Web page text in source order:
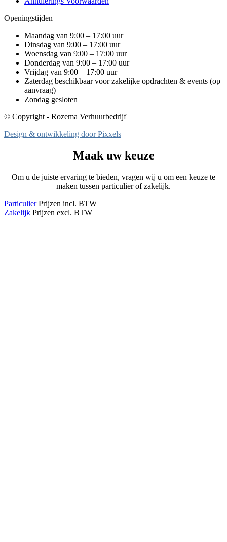
Openingstijden
Maandag van 9:00 – 17:00 uur
Dinsdag van 9:00 – 17:00 uur
Woensdag van 9:00 – 17:00 uur
Donderdag van 9:00 – 17:00 uur
Vrijdag van 9:00 – 17:00 uur
Zaterdag beschikbaar voor zakelijke opdrachten & events (op
aanvraag)
Zondag gesloten
© Copyright - Rozema Verhuurbedrijf
Design & ontwikkeling door Pixxels
Maak uw keuze
Om u de juiste ervaring te bieden, vragen wij u om een keuze te
maken tussen particulier of zakelijk.
ParticulierPrijzen incl. BTW
Zakelijk Prijzen excl. BTW